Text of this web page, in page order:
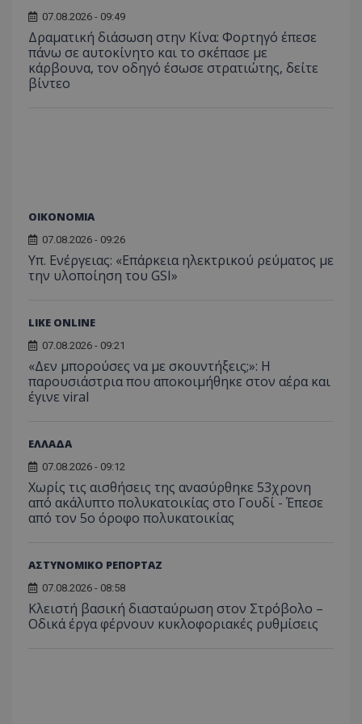
07.08.2026 - 09:49
Δραματική διάσωση στην Κίνα: Φορτηγό έπεσε
πάνω σε αυτοκίνητο και το σκέπασε με
κάρβουνα, τον οδηγό έσωσε στρατιώτης, δείτε
βίντεο
ΟΙΚΟΝΟΜΙΑ
07.08.2026 - 09:26
Υπ. Ενέργειας: «Επάρκεια ηλεκτρικού ρεύματος με
την υλοποίηση του GSI»
LIKE ONLINE
07.08.2026 - 09:21
«Δεν μπορούσες να με σκουντήξεις;»: Η
παρουσιάστρια που αποκοιμήθηκε στον αέρα και
έγινε viral
ΕΛΛΑΔΑ
07.08.2026 - 09:12
Χωρίς τις αισθήσεις της ανασύρθηκε 53χρονη
από ακάλυπτο πολυκατοικίας στο Γουδί - Έπεσε
από τον 5ο όροφο πολυκατοικίας
ΑΣΤΥΝΟΜΙΚΟ ΡΕΠΟΡΤΑΖ
07.08.2026 - 08:58
Κλειστή βασική διασταύρωση στον Στρόβολο –
Οδικά έργα φέρνουν κυκλοφοριακές ρυθμίσεις
ASP.NET_SessionId
Microsoft Corporation
VISITOR_PRIVACY_METADATA
YouTube
__cf_bm
.onesignal.com